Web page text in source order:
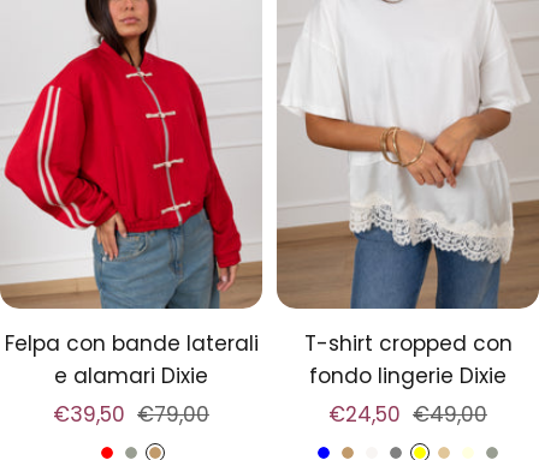
e
Felpa con bande laterali
e alamari Dixie
Prezzo
€39,50 Prezzo
regolare
€79,00
T-shirt cropped con
fondo lingerie Dixie
Prezzo
di
€24,50 Prezzo
regolare
€49,00